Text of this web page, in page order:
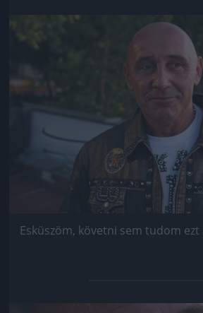
Jön még kép!
Esküszöm, követni sem tudom